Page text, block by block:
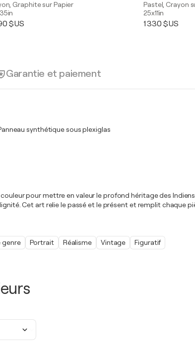
Graphite sur Papier
$US
Pastel, Crayon
25x11in
1 330 $US
Garantie et paiement
synthétique sous plexiglas
pour mettre en valeur le profond héritage des
Cet art relie le passé et le présent et remplit chaque
genre Portrait Réalisme Vintage Figuratif